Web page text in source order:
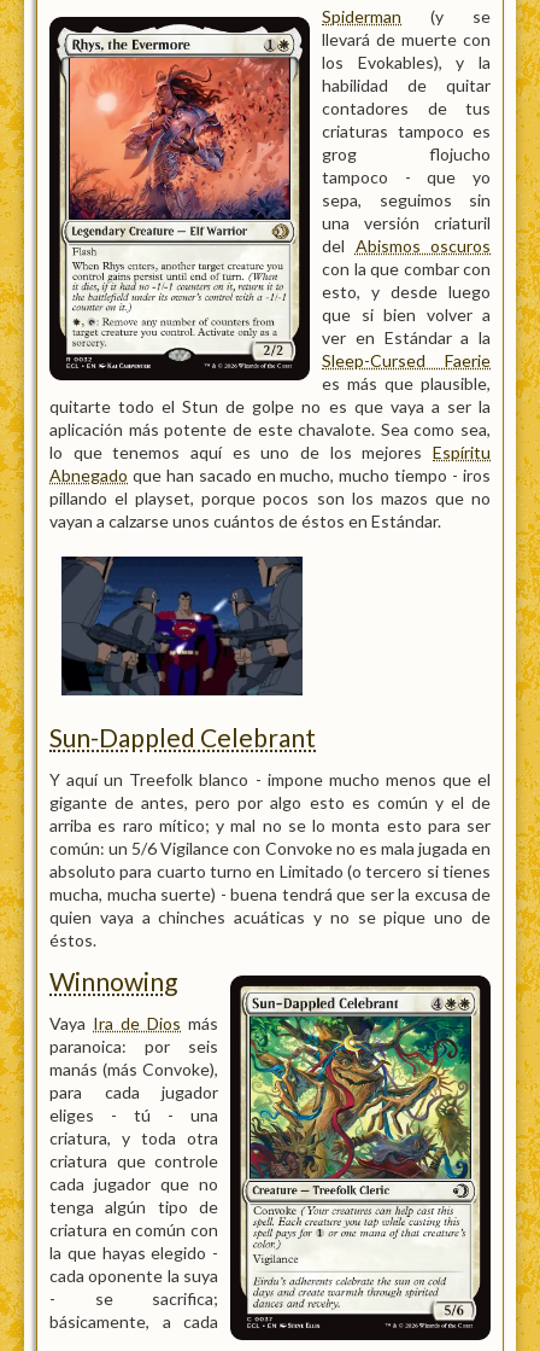
Spiderman (y se
llevará de muerte con
los Evokables), y la
habilidad de quitar
contadores de tus
criaturas tampoco es
grog flojucho
tampoco - que yo
sepa, seguimos sin
una versión criaturil
del Abismos oscuros
con la que combar con
esto, y desde luego
que si bien volver a
ver en Estándar a la
Sleep-Cursed Faerie
es más que plausible,
quitarte todo el Stun de golpe no es que vaya a ser la
aplicación más potente de este chavalote. Sea como sea,
lo que tenemos aquí es uno de los mejores Espíritu
Abnegado que han sacado en mucho, mucho tiempo - iros
pillando el playset, porque pocos son los mazos que no
vayan a calzarse unos cuántos de éstos en Estándar.
Sun-Dappled Celebrant
Y aquí un Treefolk blanco - impone mucho menos que el
gigante de antes, pero por algo esto es común y el de
arriba es raro mítico; y mal no se lo monta esto para ser
común: un 5/6 Vigilance con Convoke no es mala jugada en
absoluto para cuarto turno en Limitado (o tercero si tienes
mucha, mucha suerte) - buena tendrá que ser la excusa de
quien vaya a chinches acuáticas y no se pique uno de
éstos.
Winnowing
Vaya Ira de Dios más
paranoica: por seis
manás (más Convoke),
para cada jugador
eliges - tú - una
criatura, y toda otra
criatura que controle
cada jugador que no
tenga algún tipo de
criatura en común con
la que hayas elegido -
cada oponente la suya
- se sacrifica;
básicamente, a cada